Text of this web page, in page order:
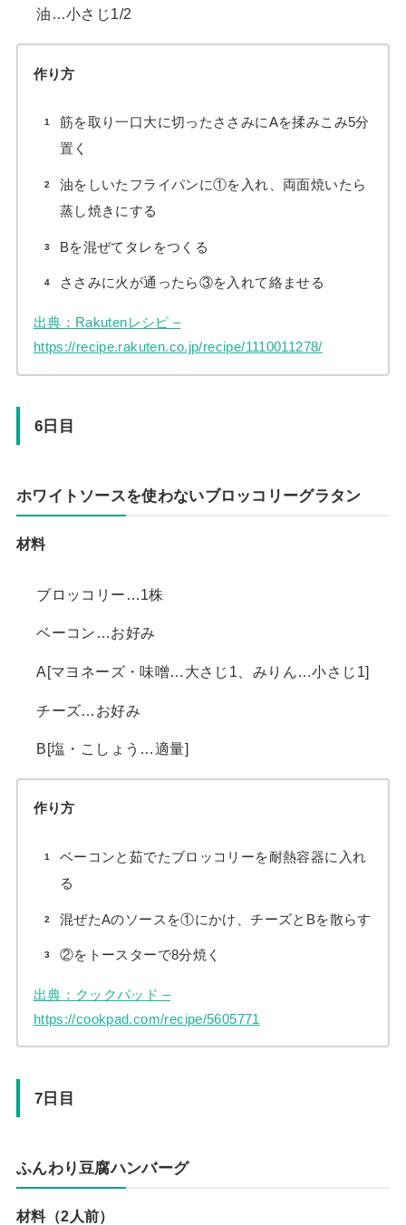
油…小さじ1/2
作り方
筋を取り一口大に切ったささみにAを揉みこみ5分
置く
油をしいたフライパンに①を入れ、両面焼いたら
蒸し焼きにする
Bを混ぜてタレをつくる
ささみに火が通ったら③を入れて絡ませる
出典：Rakutenレシピ –
https://recipe.rakuten.co.jp/recipe/1110011278/
6日目
ホワイトソースを使わないブロッコリーグラタン
材料
ブロッコリー…1株
ベーコン…お好み
A[マヨネーズ・味噌…大さじ1、みりん…小さじ1]
チーズ…お好み
B[塩・こしょう…適量]
作り方
ベーコンと茹でたブロッコリーを耐熱容器に入れ
る
混ぜたAのソースを①にかけ、チーズとBを散らす
②をトースターで8分焼く
出典：クックパッド –
https://cookpad.com/recipe/5605771
7日目
ふんわり豆腐ハンバーグ
材料（2人前）